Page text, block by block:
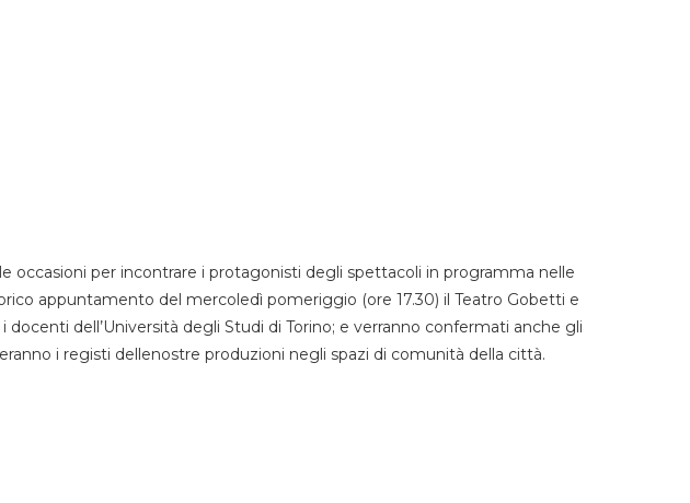
occasioni per incontrare i protagonisti degli spettacoli in programma nelle
appuntamento del mercoledì pomeriggio (ore 17.30) il Teatro Gobetti e
dell’Università degli Studi di Torino; e verranno confermati anche gli
i registi dellenostre produzioni negli spazi di comunità della città.